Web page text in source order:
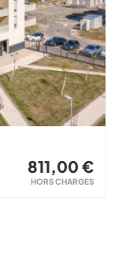
811,00 €
HORS CHARGES